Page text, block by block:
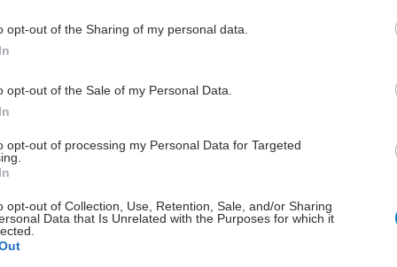
opt-out of the Sharing of my personal data.
opt-out of the Sale of my Personal Data.
opt-out of processing my Personal Data for Targeted
opt-out of Collection, Use, Retention, Sale, and/or Sharing
Data that Is Unrelated with the Purposes for which it
στην ανάγνωση. Η τεχνολογία έχει βοηθήσει
σε αυτόν τον τομέα. Η έγκαιρη παρέμβαση,
να ξεπεράσει τις δυσκολίες και να πετύχει
πρέπει να ταιριάζει καλά στην προσωπικότητα
Είναι καλή ιδέα να εντοπίσετε τις δυνάμεις του και
να χτίσει την αυτοπεποίθησή του – κάτι που